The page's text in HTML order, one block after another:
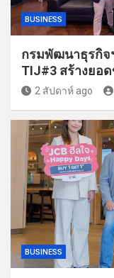
BUSINESS
กรมพัฒนาธุรกิจ
TIJ#3 สร้างยอ
2 สัปดาห์ ago
BUSINESS